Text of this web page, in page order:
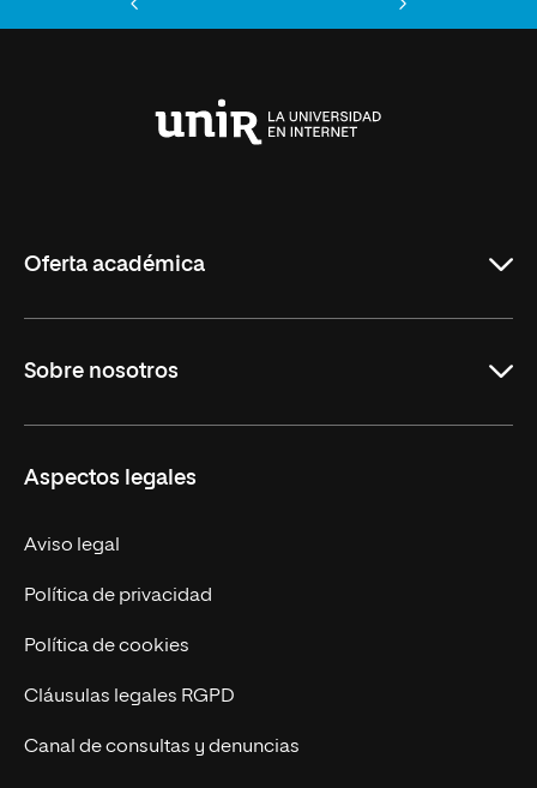
Oferta académica
Formación Continua
Carreras
Sobre nosotros
Trabaja en UNIR
Actualidad
Contáctanos
Aspectos legales
Aviso legal
Política de privacidad
Política de cookies
Cláusulas legales RGPD
Canal de consultas y denuncias